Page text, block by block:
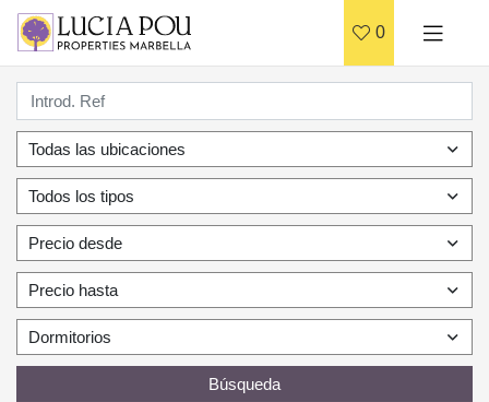
0
Todas las ubicaciones
Todos los tipos
Precio desde
Precio hasta
Dormitorios
Búsqueda